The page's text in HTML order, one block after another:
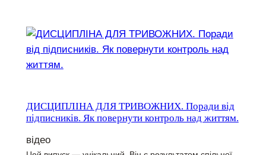
ДИСЦИПЛІНА ДЛЯ ТРИВОЖНИХ. Поради від
підписників. Як повернути контроль над життям.
відео